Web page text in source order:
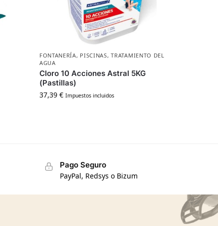
FONTANERÍA, PISCINAS,TRATAMIENTO DEL
AGUA
Cloro 10 Acciones Astral 5KG
(Pastillas)
37,39 € Impuestos incluidos
Pago Seguro
PayPal, Redsys o Bizum